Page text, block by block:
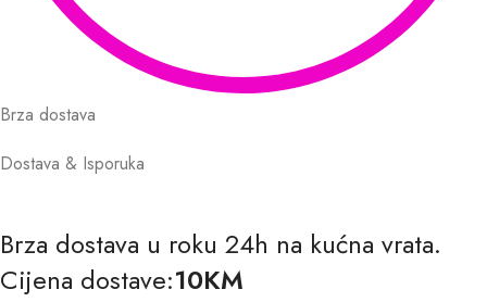
Brza dostava
Dostava & Isporuka
Brza dostava u roku 24h na kućna vrata.
Cijena dostave:10KM